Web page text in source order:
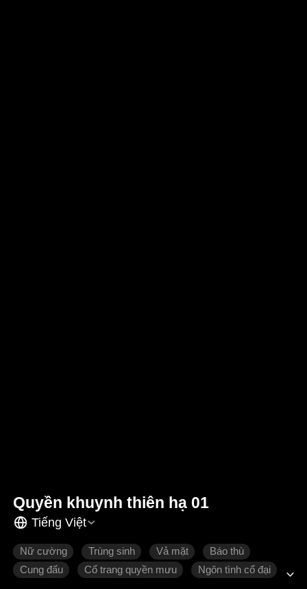
Quyền khuynh thiên hạ 01
Tiếng Việt
Nữ cường Trùng sinh Vả mặt
Báo thù
Cung đấu
Cổ trang quyền mưu Ngôn tình cổ đại